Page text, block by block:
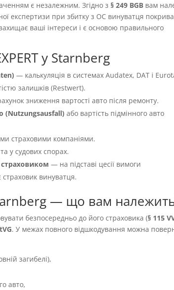
є незалежним. Згідно з§ 249 BGB вам
експертизи при збитку з OC винуватця
ваші інтереси і є основою правильного
у Starnberg
— калькуляція в системах Audatex, DAT і
залишків (Restwert).
зниження вартості авто після ремонту.
(Nutzungsausfall) або вартість підмінного авто
страховими компаніями.
у судових спорах.
страховиком — на підставі цесії вимоги
винуватця.
— що вам
безпосередньо до його страховика (§ 115
. У межах повного відшкодування можна
загибелі),
авто,